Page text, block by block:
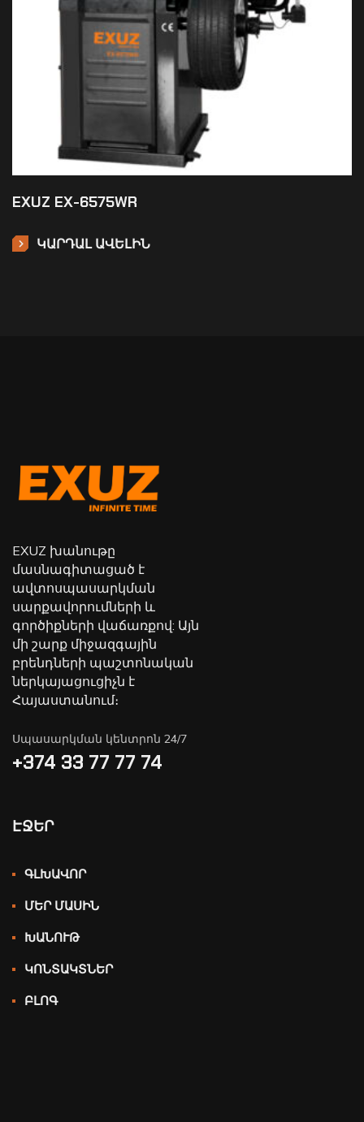
EXUZ EX-6575WR
ԿԱՐԴԱԼ ԱՎԵԼԻՆ
EXUZ խանութը
մասնագիտացած է
ավտոսպասարկման
սարքավորումների և
գործիքների վաճառքով: Այն
մի շարք միջազգային
բրենդների պաշտոնական
ներկայացուցիչն է
Հայաստանում։
Սպասարկման կենտրոն 24/7
+374 33 77 77 74‬
ԷՋԵՐ
ԳԼԽԱՎՈՐ
ՄԵՐ ՄԱՍԻՆ
ԽԱՆՈՒԹ
ԿՈՆՏԱԿՏՆԵՐ
ԲԼՈԳ